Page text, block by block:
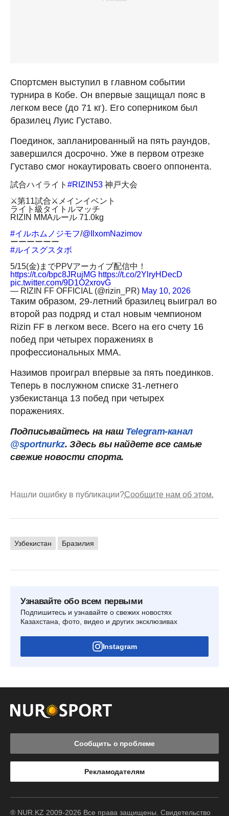
Спортсмен выступил в главном событии
турнира в Кобе. Он впервые защищал пояс в
легком весе (до 71 кг). Его соперником был
бразилец Луис Густаво.
Поединок, запланированный на пять раундов,
завершился досрочно. Уже в первом отрезке
Густаво смог нокаутировать своего оппонента.
試合ハイライト #RIZIN53 神戸大会
⚔️第11試合⚔️メインイベント
ライト級タイトルマッチ
RIZIN MMAルール 71.0kg
#イルホムノジモフ/@IlxomNazimov
ーーーーーー
#ルイスグスタボ
5/15(金)までPPVアーカイブ配信中！
https://t.co/bpc8JRujMG https://t.co/2YlryHDecD
pic.twitter.com/9D1O2xrovG
— RIZIN FF OFFICIAL (@rizin_PR) May 10, 2026
Таким образом, 29-летний бразилец выиграл во
второй раз подряд и стал новым чемпионом
Rizin FF в легком весе. Всего на его счету 16
побед при четырех поражениях в
профессиональных ММА.
Назимов проиграл впервые за пять поединков.
Теперь в послужном списке 31-летнего
узбекистанца 13 побед при четырех
поражениях.
Подписывайтесь на наш Telegram-канал
@sportnurkz. Здесь вы найдете все самые
свежие новости спорта.
Нашли ошибку в публикации?Сообщите нам об этом.
Узбекистан Бразилия
Узнавайте обо всем первыми
Подпишитесь и узнавайте о свежих новостях
Казахстана, фото, видео и других эксклюзивах
Instagram
Сообщить о проблеме
Рекламодателям
® NUR.KZ 2009-2026 Все права защищены. Свидетельство